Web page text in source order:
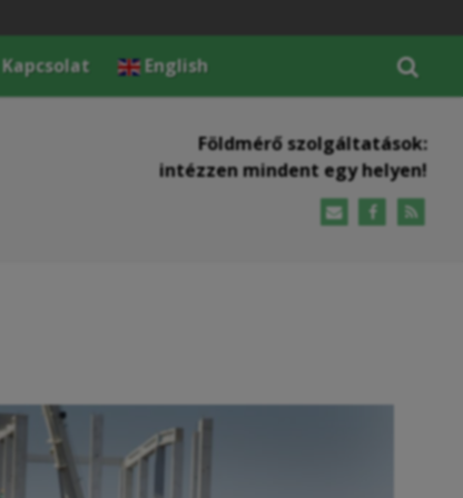
Kapcsolat English
Földmérő szolgáltatások:
intézzen mindent egy helyen!